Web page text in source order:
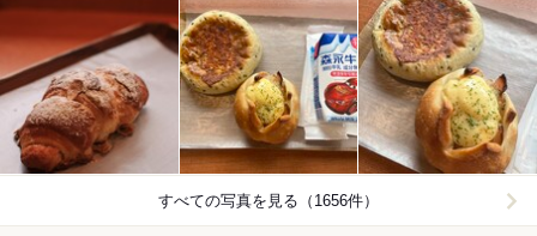
すべての写真を見る（1656件）